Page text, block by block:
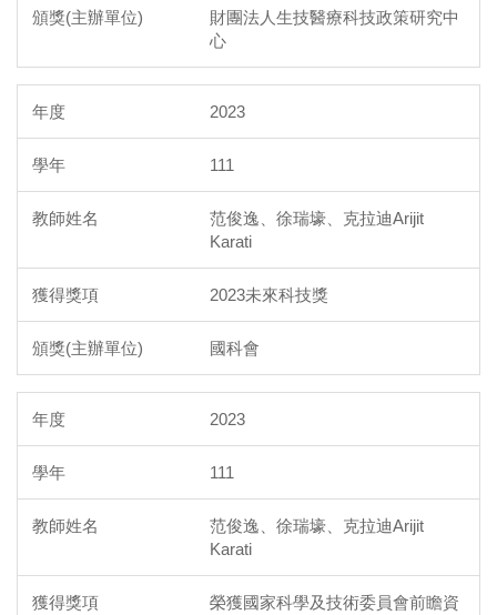
財團法人生技醫療科技政策研究中
心
2023
111
范俊逸、徐瑞壕、克拉迪Arijit
Karati
2023未來科技獎
國科會
2023
111
范俊逸、徐瑞壕、克拉迪Arijit
Karati
榮獲國家科學及技術委員會前瞻資